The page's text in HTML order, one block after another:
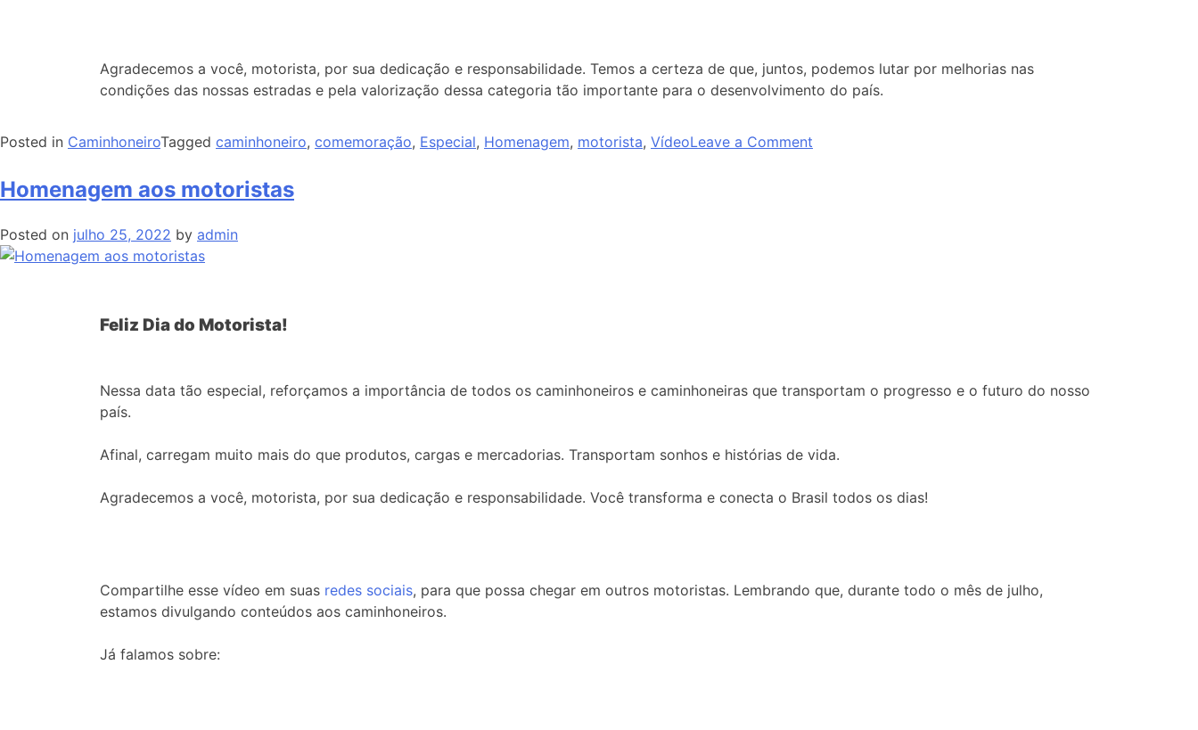
Agradecemos a você, motorista, por sua dedicação e responsabilidade. Temos a certeza de que, juntos, podemos lutar por melhorias nas
condições das nossas estradas e pela valorização dessa categoria tão importante para o desenvolvimento do país.
Posted in CaminhoneiroTagged caminhoneiro, comemoração, Especial, Homenagem, motorista, VídeoLeave a Comment
Homenagem aos motoristas
Posted on julho 25, 2022 by admin
Feliz Dia do Motorista!
Nessa data tão especial, reforçamos a importância de todos os caminhoneiros e caminhoneiras que transportam o progresso e o futuro do nosso
país.
Afinal, carregam muito mais do que produtos, cargas e mercadorias. Transportam sonhos e histórias de vida.
Agradecemos a você, motorista, por sua dedicação e responsabilidade. Você transforma e conecta o Brasil todos os dias!
Compartilhe esse vídeo em suas redes sociais, para que possa chegar em outros motoristas. Lembrando que, durante todo o mês de julho,
estamos divulgando conteúdos aos caminhoneiros.
Já falamos sobre: